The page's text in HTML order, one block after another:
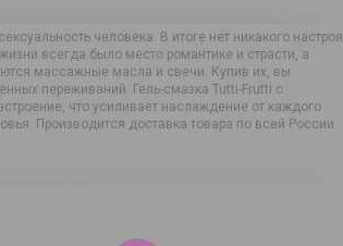
человека. В итоге нет никакого настроя
всегда было место романтике и страсти, а
массажные масла и свечи. Купив их, вы
переживаний. Гель-смазка Tutti-Frutti с
что усиливает наслаждение от каждого
Производится доставка товара по всей России.